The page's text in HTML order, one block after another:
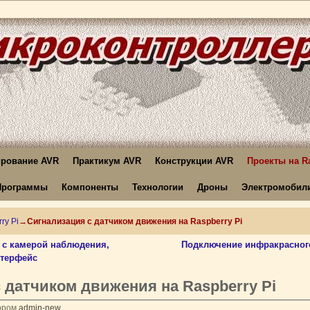
AVR Практикум AVR Конструкции AVR Проекты на
Компоненты Технологии Дроны
Pi →Сигнализация с датчиком движения на Raspberry Pi
камерой наблюдения,
Подключение
датчиком движения на Raspberry Pi
admin-new